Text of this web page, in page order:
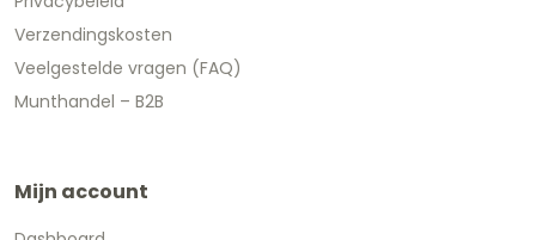
Verzendingskosten
Veelgestelde vragen (FAQ)
Munthandel – B2B
Mijn account